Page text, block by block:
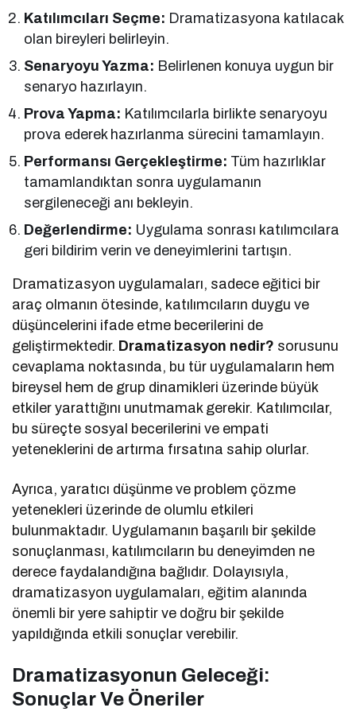
Katılımcıları Seçme: Dramatizasyona katılacak
olan bireyleri belirleyin.
Senaryoyu Yazma: Belirlenen konuya uygun bir
senaryo hazırlayın.
Prova Yapma: Katılımcılarla birlikte senaryoyu
prova ederek hazırlanma sürecini tamamlayın.
Performansı Gerçekleştirme: Tüm hazırlıklar
tamamlandıktan sonra uygulamanın
sergileneceği anı bekleyin.
Değerlendirme: Uygulama sonrası katılımcılara
geri bildirim verin ve deneyimlerini tartışın.
Dramatizasyon uygulamaları, sadece eğitici bir
araç olmanın ötesinde, katılımcıların duygu ve
düşüncelerini ifade etme becerilerini de
geliştirmektedir. Dramatizasyon nedir? sorusunu
cevaplama noktasında, bu tür uygulamaların hem
bireysel hem de grup dinamikleri üzerinde büyük
etkiler yarattığını unutmamak gerekir. Katılımcılar,
bu süreçte sosyal becerilerini ve empati
yeteneklerini de artırma fırsatına sahip olurlar.
Ayrıca, yaratıcı düşünme ve problem çözme
yetenekleri üzerinde de olumlu etkileri
bulunmaktadır. Uygulamanın başarılı bir şekilde
sonuçlanması, katılımcıların bu deneyimden ne
derece faydalandığına bağlıdır. Dolayısıyla,
dramatizasyon uygulamaları, eğitim alanında
önemli bir yere sahiptir ve doğru bir şekilde
yapıldığında etkili sonuçlar verebilir.
Dramatizasyonun Geleceği:
Sonuçlar Ve Öneriler